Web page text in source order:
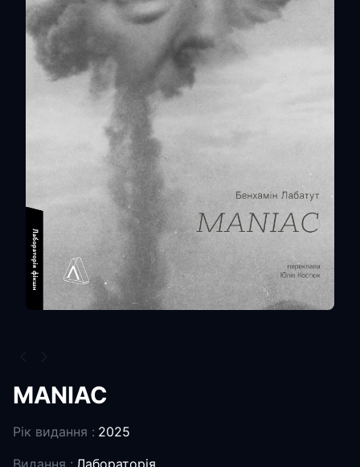
MANIAC
Рік видання : 2025
Видання : Лабораторія